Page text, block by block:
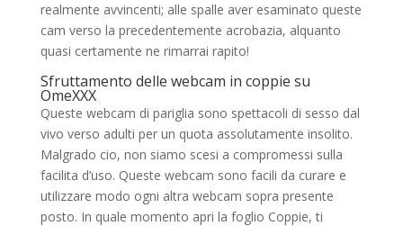
realmente avvincenti; alle spalle aver esaminato queste
cam verso la precedentemente acrobazia, alquanto
quasi certamente ne rimarrai rapito!
Sfruttamento delle webcam in coppie su
OmeXXX
Queste webcam di pariglia sono spettacoli di sesso dal
vivo verso adulti per un quota assolutamente insolito.
Malgrado cio, non siamo scesi a compromessi sulla
facilita d’uso. Queste webcam sono facili da curare e
utilizzare modo ogni altra webcam sopra presente
posto. In quale momento apri la foglio Coppie, ti